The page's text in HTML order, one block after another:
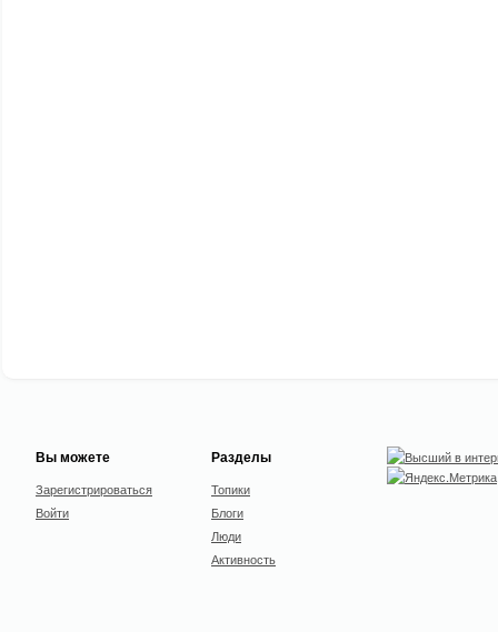
Вы можете
Зарегистрироваться
Войти
Разделы
Топики
Блоги
Люди
Активность